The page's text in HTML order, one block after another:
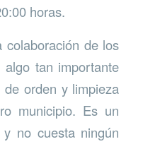
horas.
colaboración de los
tan importante
orden y limpieza
municipio. Es un
no cuesta ningún